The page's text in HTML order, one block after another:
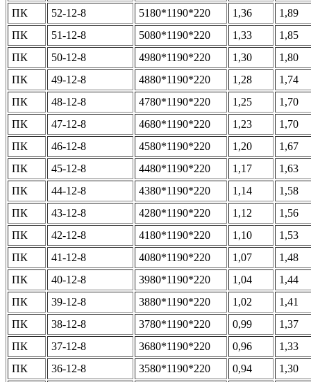
ПК
52-12-8 5180*1190*220 1,36
1,89
ПК
51-12-8 5080*1190*220 1,33
1,85
ПК
50-12-8 4980*1190*220 1,30
1,80
ПК
49-12-8 4880*1190*220 1,28
1,74
ПК
48-12-8 4780*1190*220 1,25
1,70
ПК
47-12-8 4680*1190*220 1,23
1,70
ПК
46-12-8 4580*1190*220 1,20
1,67
ПК
45-12-8 4480*1190*220 1,17
1,63
ПК
44-12-8 4380*1190*220 1,14
1,58
ПК
43-12-8 4280*1190*220 1,12
1,56
ПК
42-12-8 4180*1190*220 1,10
1,53
ПК
41-12-8 4080*1190*220 1,07
1,48
ПК
40-12-8 3980*1190*220 1,04
1,44
ПК
39-12-8 3880*1190*220 1,02
1,41
ПК
38-12-8 3780*1190*220 0,99
1,37
ПК
37-12-8 3680*1190*220 0,96
1,33
ПК
36-12-8 3580*1190*220 0,94
1,30